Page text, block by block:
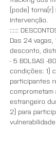
(pode) torna(r)
Intervenção.
::::::
Das 24
desconto,
- 5 BOLSAS -
condições: 1)
participantes
comprometam
estrangeiro
2) para